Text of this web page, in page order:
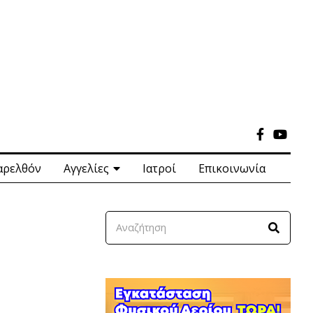
Αγγελίες Ιατροί Επικοινωνία